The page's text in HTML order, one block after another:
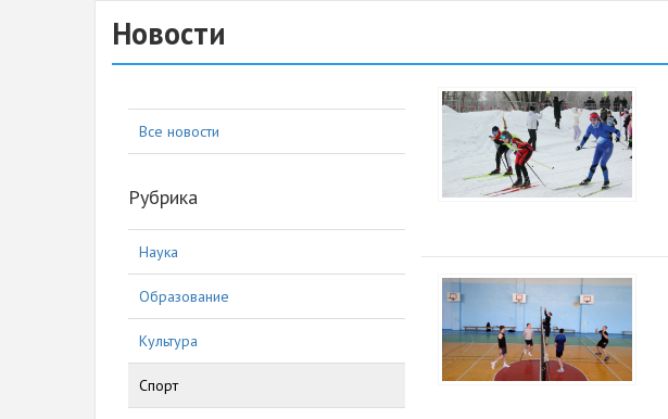
Новости
Все новости
Рубрика
Наука
Образование
Культура
Спорт